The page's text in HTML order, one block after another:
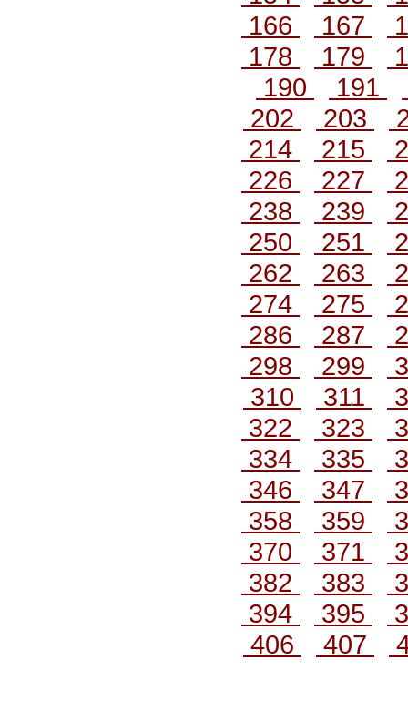
166
167
178
179
190
191
202
203
214
215
226
227
238
239
250
251
262
263
274
275
286
287
298
299
310
311
322
323
334
335
346
347
358
359
370
371
382
383
394
395
406
407